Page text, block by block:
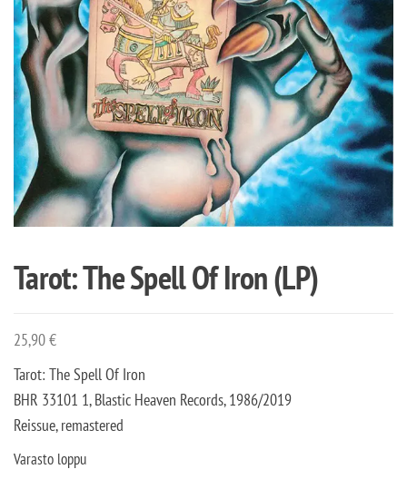
Tarot: The Spell Of Iron (LP)
25,90€
Tarot: The Spell Of Iron
BHR 33101 1, Blastic Heaven Records, 1986/2019
Reissue, remastered
Varasto loppu